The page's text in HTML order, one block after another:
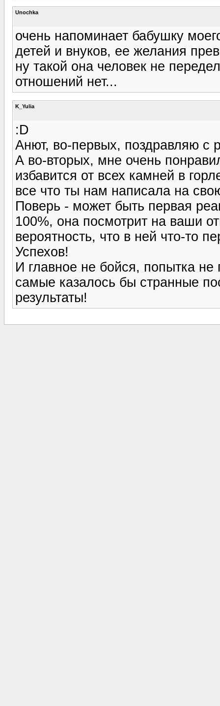
Unochka
очень напоминает бабушку
детей и внуков, ее желания
ну такой она человек не
отношений нет...
K_Yulia
:D
Анют, во-первых, поздравляю
А во-вторых, мне очень
избавится от всех камней в
все что ты нам написала на
Поверь - может быть первая
100%, она посмотрит на ваши
вероятность, что в ней что-то
Успехов!
И главное не бойся, попытка не
самые казалось бы странные
результаты!